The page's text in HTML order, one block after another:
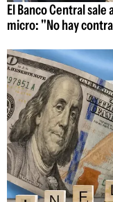
El Banco Central
micro: "No hay